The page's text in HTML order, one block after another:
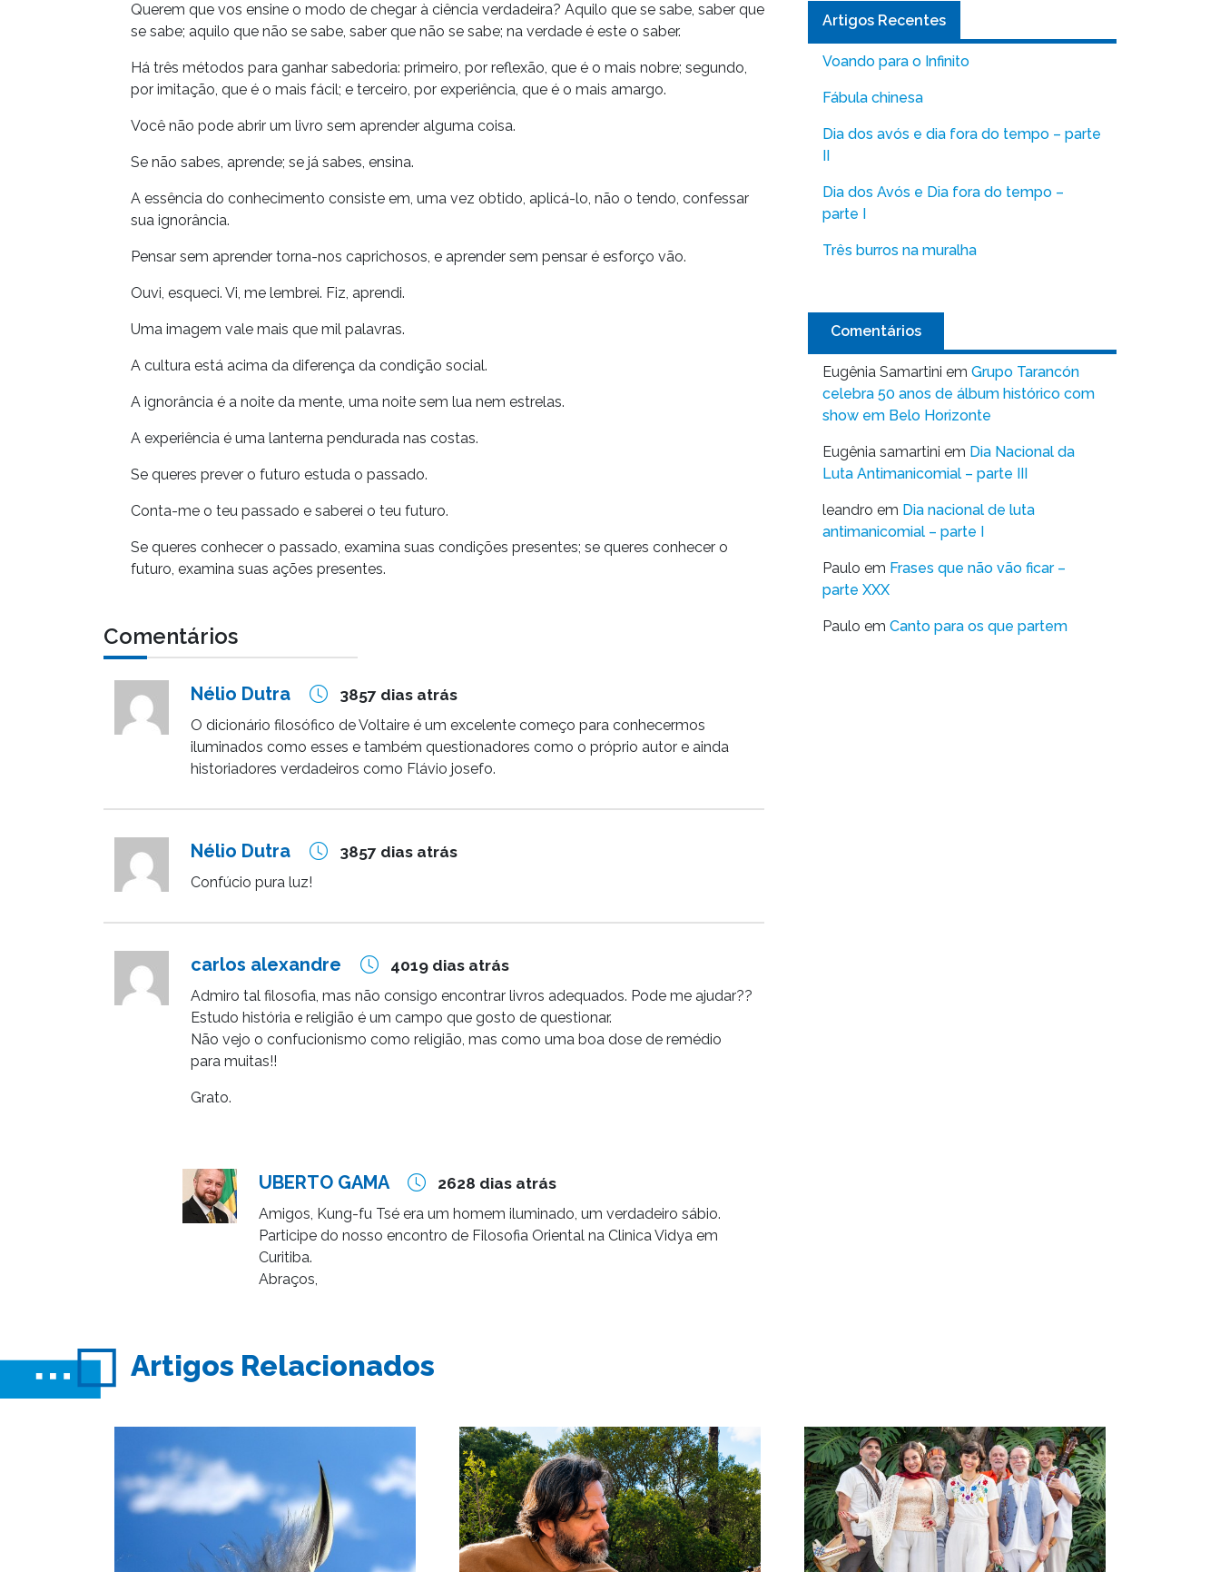
Querem que vos ensine o modo de chegar à ciência verdadeira? Aquilo que se sabe, saber que
se sabe; aquilo que não se sabe, saber que não se sabe; na verdade é este o saber.
Há três métodos para ganhar sabedoria: primeiro, por reflexão, que é o mais nobre; segundo,
por imitação, que é o mais fácil; e terceiro, por experiência, que é o mais amargo.
Você não pode abrir um livro sem aprender alguma coisa.
Se não sabes, aprende; se já sabes, ensina.
A essência do conhecimento consiste em, uma vez obtido, aplicá-lo, não o tendo, confessar
sua ignorância.
Pensar sem aprender torna-nos caprichosos, e aprender sem pensar é esforço vão.
Ouvi, esqueci. Vi, me lembrei. Fiz, aprendi.
Uma imagem vale mais que mil palavras.
A cultura está acima da diferença da condição social.
A ignorância é a noite da mente, uma noite sem lua nem estrelas.
A experiência é uma lanterna pendurada nas costas.
Se queres prever o futuro estuda o passado.
Conta-me o teu passado e saberei o teu futuro.
Se queres conhecer o passado, examina suas condições presentes; se queres conhecer o
futuro, examina suas ações presentes.
Comentários
Nélio Dutra 3857 dias atrás
O dicionário filosófico de Voltaire é um excelente começo para conhecermos
iluminados como esses e também questionadores como o próprio autor e ainda
historiadores verdadeiros como Flávio josefo.
Nélio Dutra 3857 dias atrás
Confúcio pura luz!
carlos alexandre 4019 dias atrás
Admiro tal filosofia, mas não consigo encontrar livros adequados. Pode me ajudar??
Estudo história e religião é um campo que gosto de questionar.
Não vejo o confucionismo como religião, mas como uma boa dose de remédio
para muitas!!
Grato.
UBERTO GAMA 2628 dias atrás
Amigos, Kung-fu Tsé era um homem iluminado, um verdadeiro sábio.
Participe do nosso encontro de Filosofia Oriental na Clinica Vidya em
Curitiba.
Abraços,
Artigos Recentes
Voando para o Infinito
Fábula chinesa
Dia dos avós e dia fora do tempo – parte
II
Dia dos Avós e Dia fora do tempo –
parte I
Três burros na muralha
Comentários
Eugênia Samartini em Grupo Tarancón
celebra 50 anos de álbum histórico com
show em Belo Horizonte
Eugênia samartini em Dia Nacional da
Luta Antimanicomial – parte III
leandro em Dia nacional de luta
antimanicomial – parte I
Paulo em Frases que não vão ficar –
parte XXX
Paulo em Canto para os que partem
Artigos Relacionados